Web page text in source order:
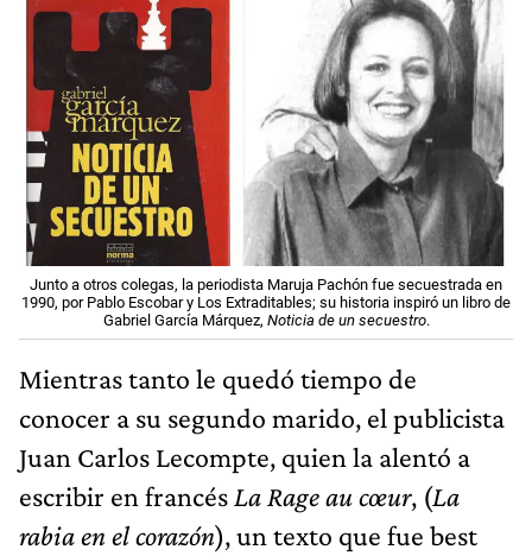
Junto a otros colegas, la periodista Maruja Pachón fue secuestrada en
1990, por Pablo Escobar y Los Extraditables; su historia inspiró un libro de
Gabriel García Márquez, Noticia de un secuestro.
Mientras tanto le quedó tiempo de
conocer a su segundo marido, el publicista
Juan Carlos Lecompte, quien la alentó a
escribir en francés La Rage au cœur, (La
rabia en el corazón), un texto que fue best